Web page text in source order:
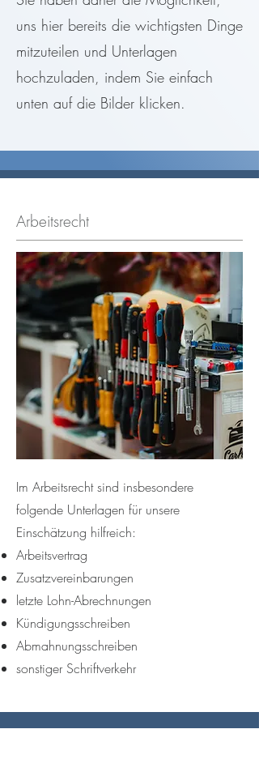
uns hier bereits die wichtigsten Dinge
mitzuteilen und Unterlagen
hochzuladen, indem Sie einfach
unten auf die Bilder klicken.
Arbeitsrecht
Im Arbeitsrecht sind insbesondere
folgende Unterlagen für unsere
Einschätzung hilfreich:
Arbeitsvertrag
Zusatzvereinbarungen
letzte Lohn-Abrechnungen
Kündigungsschreiben
Abmahnungsschreiben
sonstiger Schriftverkehr